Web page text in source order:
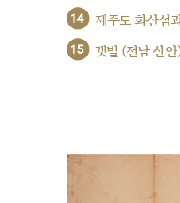
14 제주도 화산섬
15 갯벌 (전남 신